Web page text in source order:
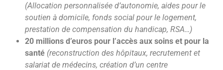
(Allocation personnalisée d’autonomie, aides pour le
soutien à domicile, fonds social pour le logement,
prestation de compensation du handicap, RSA…)
20 millions d’euros pour l’accès aux soins et pour la
santé (reconstruction des hôpitaux, recrutement et
salariat de médecins, création d’un centre